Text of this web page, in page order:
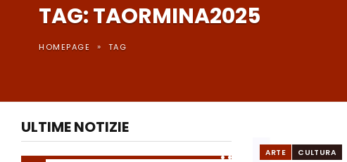
TAG: TAORMINA2025
HOMEPAGE » TAG
ULTIME NOTIZIE
ARTE CULTURA